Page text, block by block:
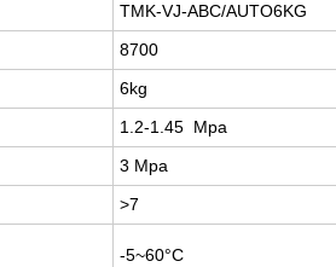
TMK-VJ-ABC/AUTO6KG
8700
6kg
1.2-1.45 Mpa
3 Mpa
>7
-5~60°C